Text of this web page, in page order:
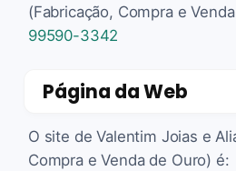
(Fabricação, Compra e
99590-3342
Página da Web
O site de Valentim Joias e
Compra e Venda de Ouro) é: